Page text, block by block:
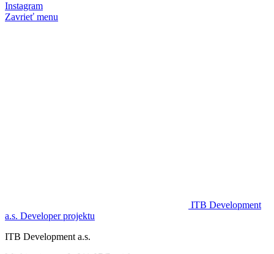
Instagram
Zavrieť menu
ITB Development
a.s. Developer projektu
ITB Development a.s.